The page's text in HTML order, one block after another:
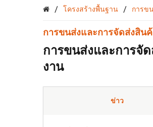
/ โครงสร้างพื้นฐาน / การข
การขนส่งและการจัดส่งสิน
การขนส่งและการจั
งาน
ข่าว